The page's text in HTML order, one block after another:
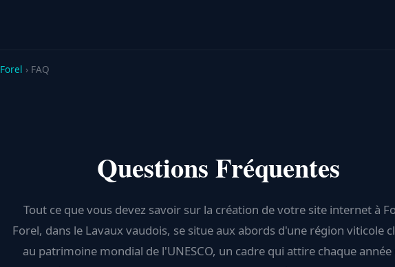
Forel › FAQ
Questions Fréquentes
Tout ce que vous devez savoir sur la création de votre site internet à
Forel, dans le Lavaux vaudois, se situe aux abords d'une région viticole
au patrimoine mondial de l'UNESCO, un cadre qui attire chaque année